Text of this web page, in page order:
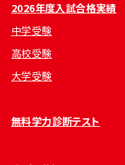
2026年度入試合格実績
中学受験
高校受験
大学受験
無料学力診断テスト